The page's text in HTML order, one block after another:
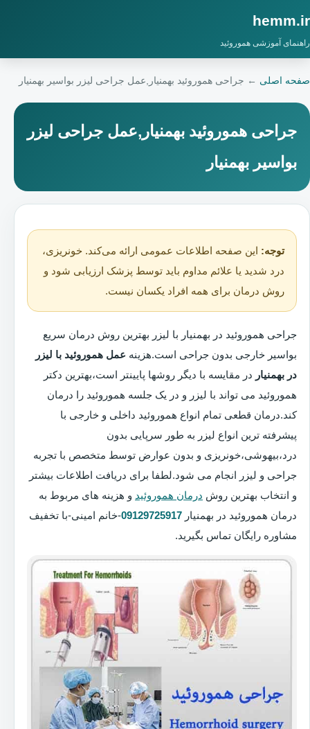
hemm.ir
راهنمای آموزشی هموروئید
صفحه اصلی ← جراحی هموروئید بهمنیار,عمل جراحی لیزر بواسیر بهمنیار
جراحی هموروئید بهمنیار,عمل جراحی لیزر
بواسیر بهمنیار
توجه: این صفحه اطلاعات عمومی ارائه می‌کند. خونریزی،
درد شدید یا علائم مداوم باید توسط پزشک ارزیابی شود و
روش درمان برای همه افراد یکسان نیست.
جراحی هموروئید در بهمنیار با لیزر بهترین روش درمان سریع
بواسیر خارجی بدون جراحی است.هزینه عمل هموروئید با لیزر
در بهمنیار در مقایسه با دیگر روشها پایینتر است،بهترین دکتر
هموروئید می تواند با لیزر و در یک جلسه هموروئید را درمان
کند.درمان قطعی تمام انواع هموروئید داخلی و خارجی با
پیشرفته ترین انواع لیزر به طور سرپایی بدون
درد،بیهوشی،خونریزی و بدون عوارض توسط متخصص با تجربه
جراحی و لیزر انجام می شود.لطفا برای دریافت اطلاعات بیشتر
و انتخاب بهترین روش درمان هموروئید و هزینه های مربوط به
درمان هموروئید در بهمنیار 09129725917-خانم امینی-با تخفیف
مشاوره رایگان تماس بگیرید.